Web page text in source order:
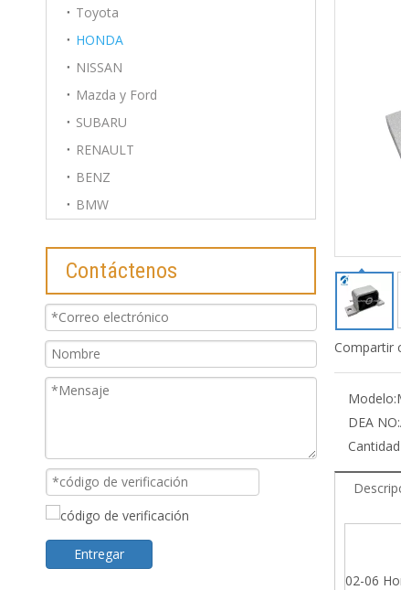
Toyota
HONDA
NISSAN
Mazda y Ford
SUBARU
RENAULT
BENZ
BMW
Contáctenos
Entregar
Compartir
Modelo:
DEA NO:
02-06